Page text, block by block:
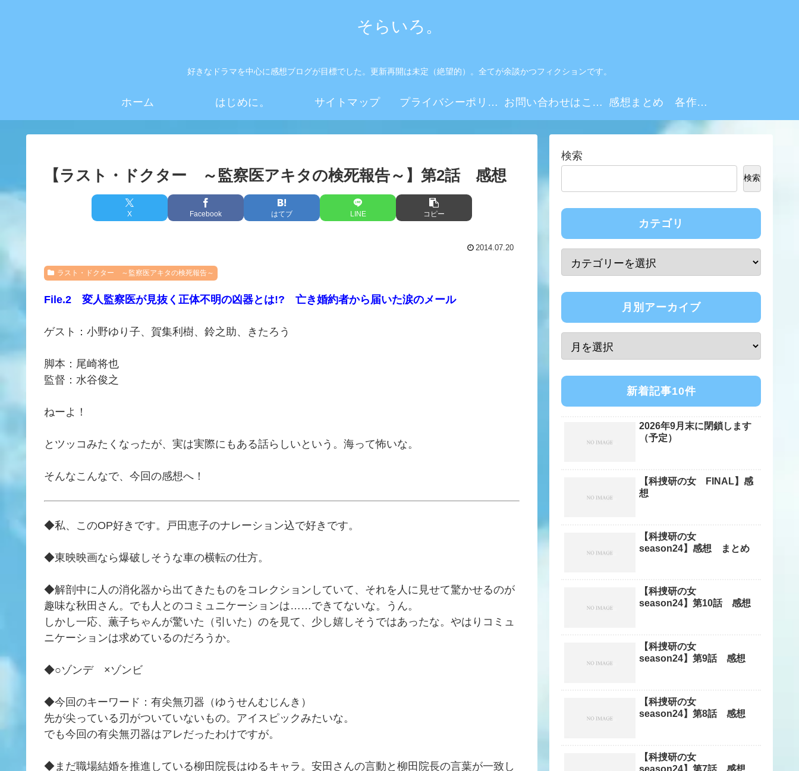
そらいろ。
好きなドラマを中心に感想ブログが目標でした。更新再開は未定（絶望的）。全てが余談かつフィクションです。
ホーム はじめに。 サイトマップ プライバシーポリシー お問い合わせはこちらから 感想まとめ 各作品・シーズンリンク集
【ラスト・ドクター ～監察医アキタの検死報告～】第2話 感想
X Facebook はてブ LINE コピー
2014.07.20
ラスト・ドクター ～監察医アキタの検死報告～
File.2 変人監察医が見抜く正体不明の凶器とは!? 亡き婚約者から届いた涙のメール
ゲスト：小野ゆり子、賀集利樹、鈴之助、きたろう
脚本：尾崎将也
監督：水谷俊之
ねーよ！
とツッコみたくなったが、実は実際にもある話らしいという。海って怖いな。
そんなこんなで、今回の感想へ！
◆私、このOP好きです。戸田恵子のナレーション込で好きです。
◆東映映画なら爆破しそうな車の横転の仕方。
◆解剖中に人の消化器から出てきたものをコレクションしていて、それを人に見せて驚かせるのが
趣味な秋田さん。でも人とのコミュニケーションは……できてないな。うん。
しかし一応、薫子ちゃんが驚いた（引いた）のを見て、少し嬉しそうではあったな。やはりコミュ
ニケーションは求めているのだろうか。
◆○ゾンデ ×ゾンビ
◆今回のキーワード：有尖無刃器（ゆうせんむじんき）
先が尖っている刃がついていないもの。アイスピックみたいな。
でも今回の有尖無刃器はアレだったわけですが。
◆まだ職場結婚を推進している柳田院長はゆるキャラ。安田さんの言動と柳田院長の言葉が一致し
検索
検索
カテゴリ
月別アーカイブ
新着記事10件
2026年9月末に閉鎖します
（予定）
【科捜研の女 FINAL】感
想
【科捜研の女
season24】感想 まとめ
【科捜研の女
season24】第10話 感想
【科捜研の女
season24】第9話 感想
【科捜研の女
season24】第8話 感想
【科捜研の女